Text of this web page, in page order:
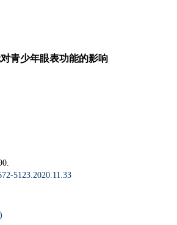
青少年眼表功能的影响
5123.2020.11.33
)